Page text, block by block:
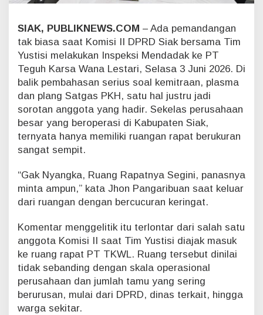
i
S
i
a
k
P
T
T
K
W
L
:
u
n
g
n
R
a
p
a
t
S
e
SIAK, PUBLIKNEWS.COM – Ada pemandangan
tak biasa saat Komisi II DPRD Siak bersama Tim
Yustisi melakukan Inspeksi Mendadak ke PT
Teguh Karsa Wana Lestari, Selasa 3 Juni 2026. Di
balik pembahasan serius soal kemitraan, plasma
dan plang Satgas PKH, satu hal justru jadi
sorotan anggota yang hadir. Sekelas perusahaan
besar yang beroperasi di Kabupaten Siak,
ternyata hanya memiliki ruangan rapat berukuran
sangat sempit.
“Gak Nyangka, Ruang Rapatnya Segini, panasnya
minta ampun,” kata Jhon Pangaribuan saat keluar
dari ruangan dengan bercucuran keringat.
Komentar menggelitik itu terlontar dari salah satu
anggota Komisi II saat Tim Yustisi diajak masuk
ke ruang rapat PT TKWL. Ruang tersebut dinilai
tidak sebanding dengan skala operasional
perusahaan dan jumlah tamu yang sering
berurusan, mulai dari DPRD, dinas terkait, hingga
warga sekitar.